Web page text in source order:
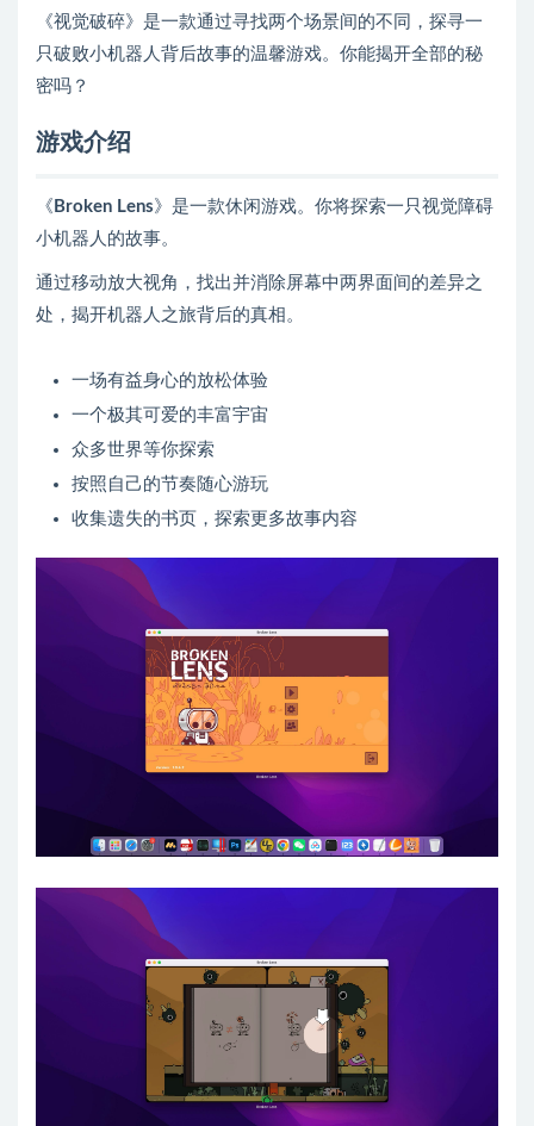
《视觉破碎》是一款通过寻找两个场景间的不同，探寻一
只破败小机器人背后故事的温馨游戏。你能揭开全部的秘
密吗？
游戏介绍
《 Broken Lens 》是一款休闲游戏。你将探索一只视觉障碍
小机器人的故事。
通过移动放大视角，找出并消除屏幕中两界面间的差异之
处，揭开机器人之旅背后的真相。
一场有益身心的放松体验
一个极其可爱的丰富宇宙
众多世界等你探索
按照自己的节奏随心游玩
收集遗失的书页，探索更多故事内容